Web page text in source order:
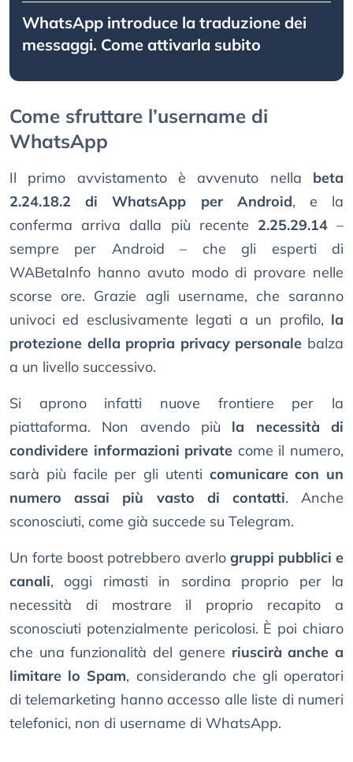
WhatsApp introduce la traduzione dei
messaggi. Come attivarla subito
Come sfruttare l’username di
WhatsApp
Il primo avvistamento è avvenuto nella beta
2.24.18.2 di WhatsApp per Android, e la
conferma arriva dalla più recente 2.25.29.14–
sempre per Android – che gli esperti di
WABetaInfo hanno avuto modo di provare nelle
scorse ore. Grazie agli username, che saranno
univoci ed esclusivamente legati a un profilo, la
protezione della propria privacy personale balza
a un livello successivo.
Si aprono infatti nuove frontiere per la
piattaforma. Non avendo più la necessità di
condividere informazioni private come il numero,
sarà più facile per gli utenti comunicare con un
numero assai più vasto di contatti. Anche
sconosciuti, come già succede su Telegram.
Un forte boost potrebbero averlo gruppi pubblici e
canali, oggi rimasti in sordina proprio per la
necessità di mostrare il proprio recapito a
sconosciuti potenzialmente pericolosi. È poi chiaro
che una funzionalità del genere riuscirà anche a
limitare lo Spam, considerando che gli operatori
di telemarketing hanno accesso alle liste di numeri
telefonici, non di username di WhatsApp.